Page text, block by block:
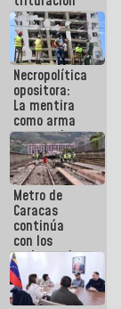
para
optimizar
manejo de
escombros
en La Guaira
Necropolítica
opositora:
La mentira
como arma
contra el
Pueblo
Metro de
Caracas
continúa
con los
trabajos de
mantenimiento
e inspección
en la Línea 2